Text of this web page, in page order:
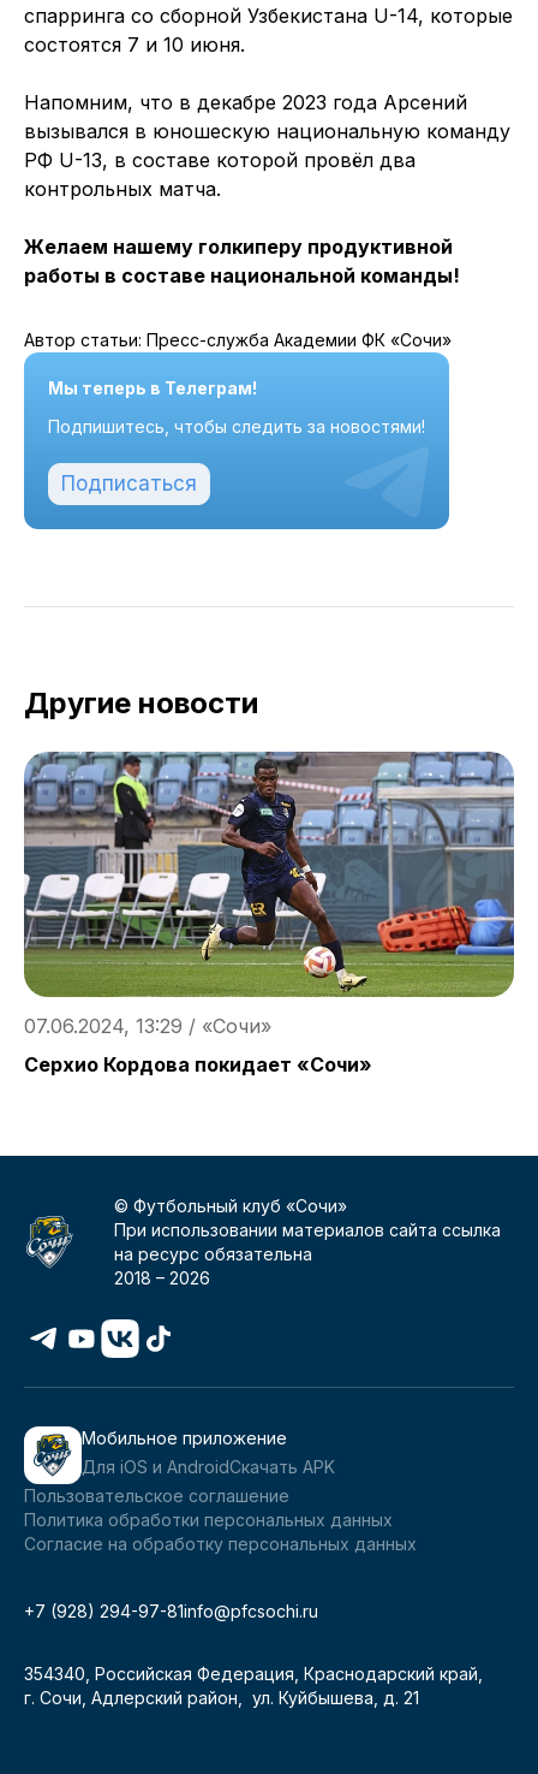
спарринга со сборной Узбекистана U-14, которые
состоятся 7 и 10 июня.
Напомним, что в декабре 2023 года Арсений
вызывался в юношескую национальную команду
РФ U-13, в составе которой провёл два
контрольных матча.
Желаем нашему голкиперу продуктивной
работы в составе национальной команды!
Автор статьи: Пресс-служба Академии ФК «Сочи»
Мы теперь в Телеграм!
Подпишитесь, чтобы следить за новостями!
Подписаться
Другие новости
07.06.2024, 13:29 / «Сочи»
Серхио Кордова покидает «Сочи»
© Футбольный клуб «Сочи»
При использовании материалов сайта ссылка
на ресурс обязательна
2018 –2026
Мобильное приложение
Для iOS и AndroidСкачать APK
Пользовательское соглашение
Политика обработки персональных данных
Согласие на обработку персональных данных
+7 (928) 294-97-81info@pfcsochi.ru
354340, Российская Федерация, Краснодарский край,
г. Сочи, Адлерский район, ул. Куйбышева, д. 21